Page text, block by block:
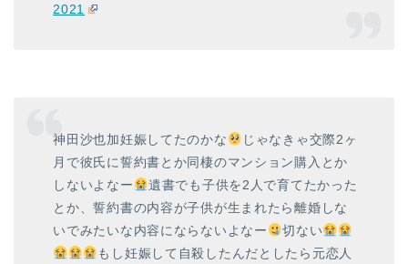
2021
神田沙也加妊娠してたのかな
じゃなきゃ交際2ヶ
月で彼氏に誓約書とか同棲のマンション購入とか
しないよなー
遺書でも子供を2人で育てたかった
とか、誓約書の内容が子供が生まれたら離婚しな
いでみたいな内容にならないよなー
切ない
もし妊娠して自殺したんだとしたら元恋人